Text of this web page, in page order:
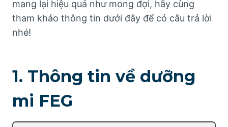
mang lại hiệu quả như mong đợi, hãy cùng
tham khảo thông tin dưới đây để có câu trả lời
nhé!
1. Thông tin về dưỡng
mi FEG